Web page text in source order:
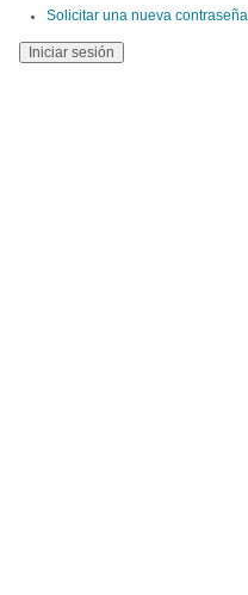
Solicitar una nueva contraseña